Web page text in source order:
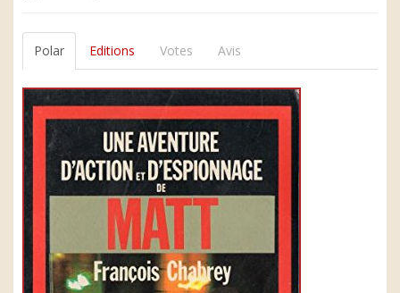
Polar Editions Votes Avis